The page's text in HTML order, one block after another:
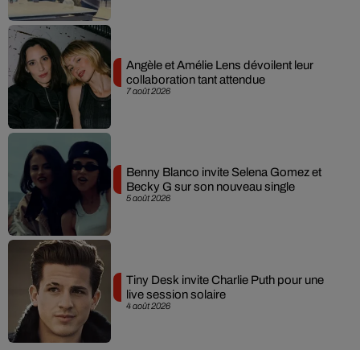
7 août 2026
Angèle et Amélie Lens dévoilent leur
collaboration tant attendue
5 août 2026
Benny Blanco invite Selena Gomez et
Becky G sur son nouveau single
4 août 2026
Tiny Desk invite Charlie Puth pour une
live session solaire